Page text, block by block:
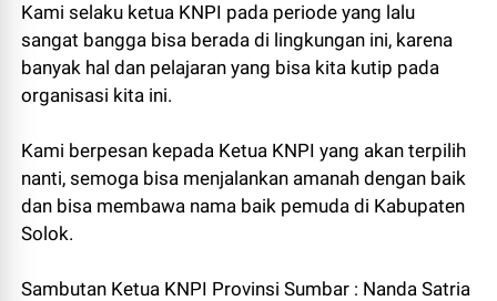
Kami selaku ketua KNPI pada periode yang lalu
sangat bangga bisa berada di lingkungan ini, karena
banyak hal dan pelajaran yang bisa kita kutip pada
organisasi kita ini.
Kami berpesan kepada Ketua KNPI yang akan terpilih
nanti, semoga bisa menjalankan amanah dengan baik
dan bisa membawa nama baik pemuda di Kabupaten
Solok.
Sambutan Ketua KNPI Provinsi Sumbar : Nanda Satria